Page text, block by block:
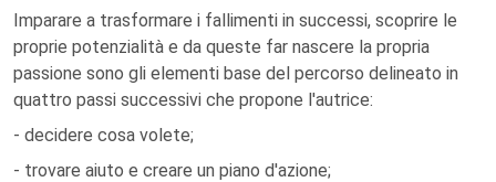
Imparare a trasformare i fallimenti in successi, scoprire le
proprie potenzialità e da queste far nascere la propria
passione sono gli elementi base del percorso delineato in
quattro passi successivi che propone l'autrice:
- decidere cosa volete;
- trovare aiuto e creare un piano d'azione;